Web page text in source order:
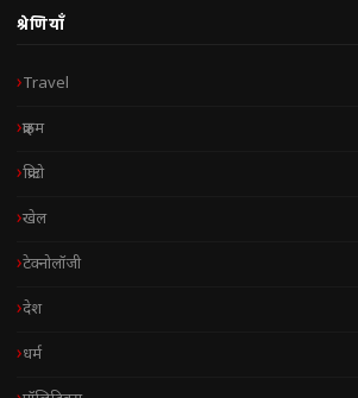
श्रेणियाँ
Travel
क्राइम
क्रिप्टो
खेल
टेक्नोलॉजी
देश
धर्म